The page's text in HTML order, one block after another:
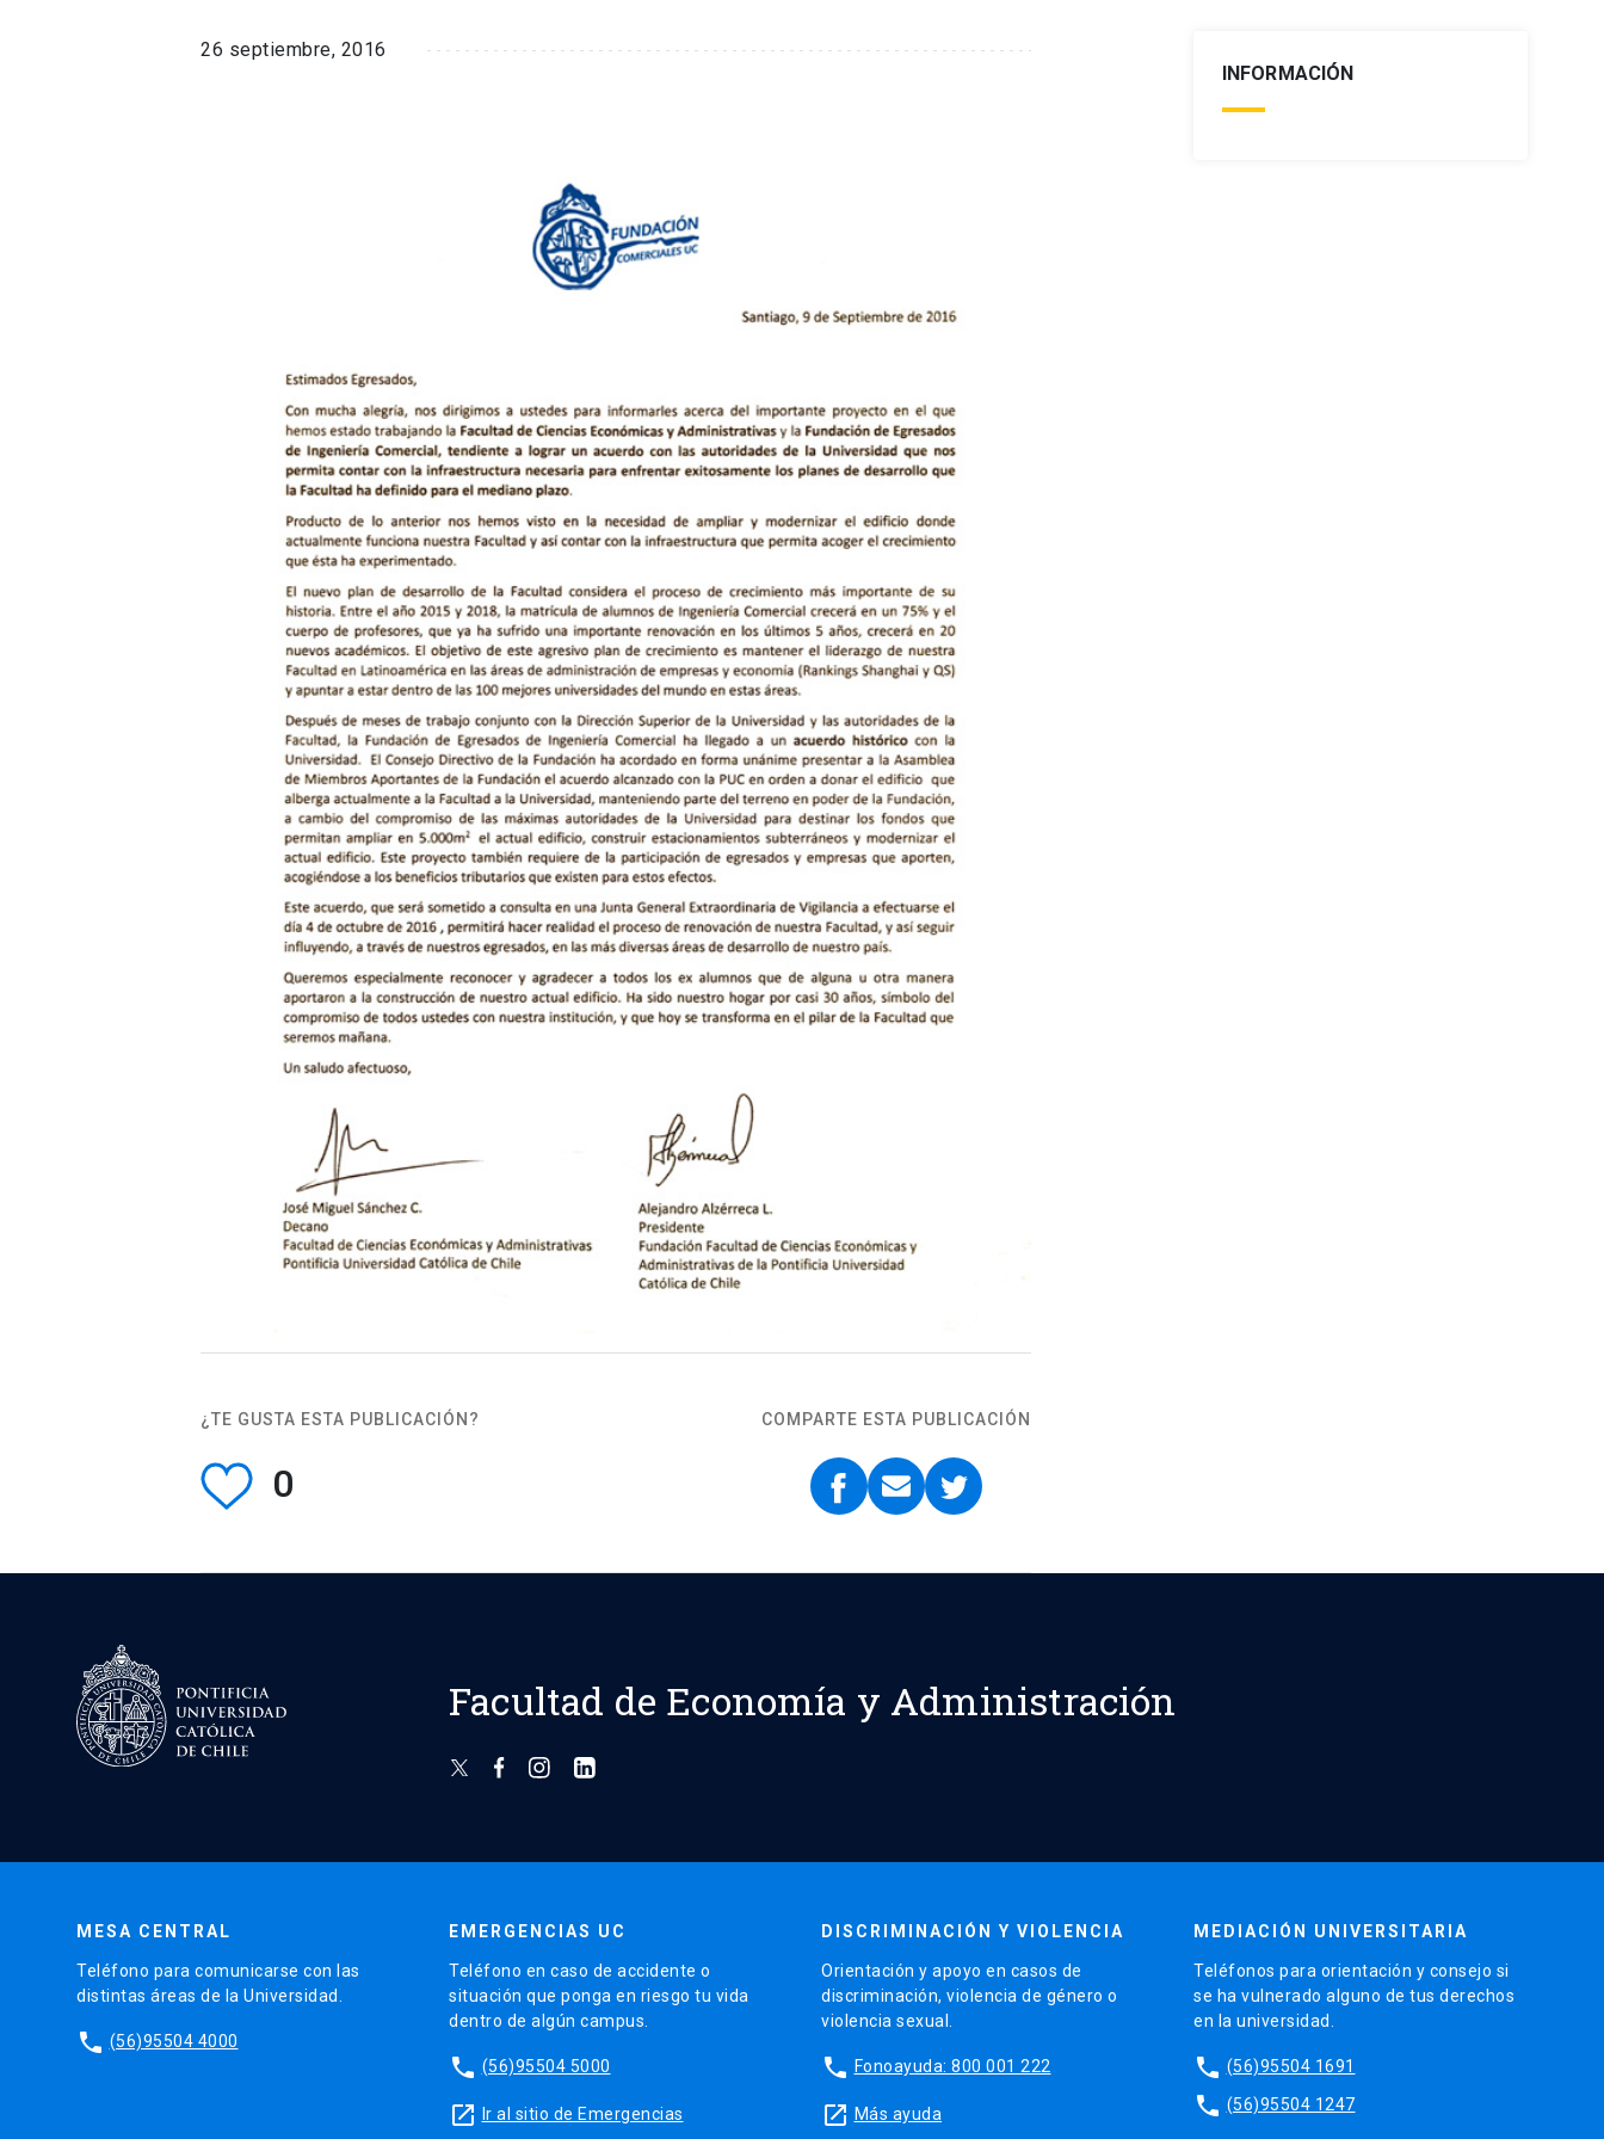
26 septiembre, 2016
¿TE GUSTA ESTA PUBLICACIÓN?
0
COMPARTE ESTA PUBLICACIÓN
INFORMACIÓN
Facultad de Economía y Administración
MESA CENTRAL
Teléfono para comunicarse con las
distintas áreas de la Universidad.
phone (56)95504 4000
EMERGENCIAS UC
Teléfono en caso de accidente o
situación que ponga en riesgo tu vida
dentro de algún campus.
phone (56)95504 5000
launch Ir al sitio de Emergencias
DISCRIMINACIÓN Y VIOLENCIA
Orientación y apoyo en casos de
discriminación, violencia de género o
violencia sexual.
phone Fonoayuda: 800 001 222
launch Más ayuda
MEDIACIÓN UNIVERSITARIA
Teléfonos para orientación y consejo si
se ha vulnerado alguno de tus derechos
en la universidad.
phone (56)95504 1691
phone (56)95504 1247